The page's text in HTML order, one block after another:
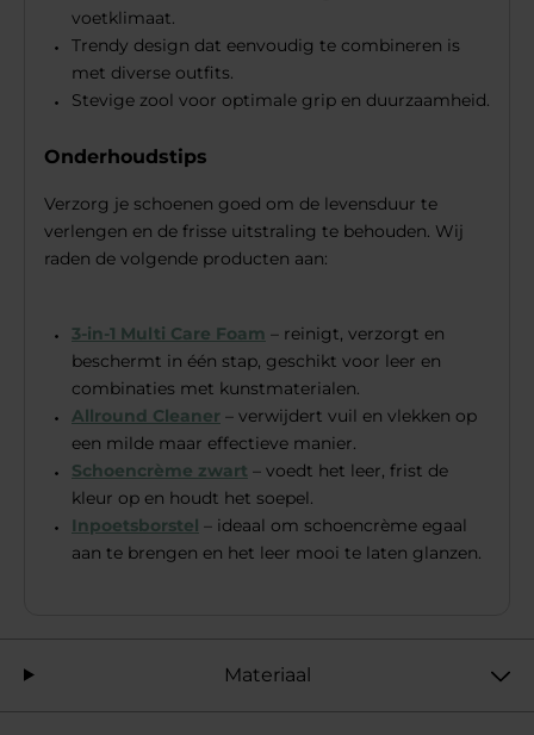
voetklimaat.
Trendy design dat eenvoudig te combineren is
met diverse outfits.
Stevige zool voor optimale grip en duurzaamheid.
Onderhoudstips
Verzorg je schoenen goed om de levensduur te
verlengen en de frisse uitstraling te behouden. Wij
raden de volgende producten aan:
3-in-1 Multi Care Foam – reinigt, verzorgt en
beschermt in één stap, geschikt voor leer en
combinaties met kunstmaterialen.
Allround Cleaner – verwijdert vuil en vlekken op
een milde maar effectieve manier.
Schoencrème zwart – voedt het leer, frist de
kleur op en houdt het soepel.
Inpoetsborstel – ideaal om schoencrème egaal
aan te brengen en het leer mooi te laten glanzen.
Materiaal